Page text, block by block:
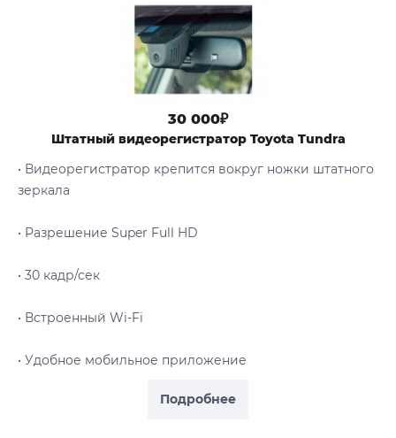
Подробнее
30 000₽
Штатный видеорегистратор Toyota Tundra
• Видеорегистратор крепится вокруг ножки штатного
зеркала
• Разрешение Super Full HD
• 30 кадр/сек
• Встроенный Wi-Fi
• Удобное мобильное приложение